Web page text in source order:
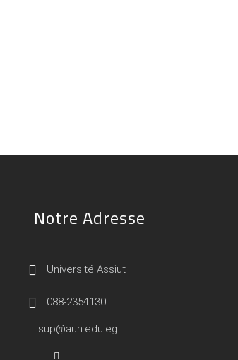
Notre Adresse
Université Assiut
088-2354130
sup@aun.edu.eg